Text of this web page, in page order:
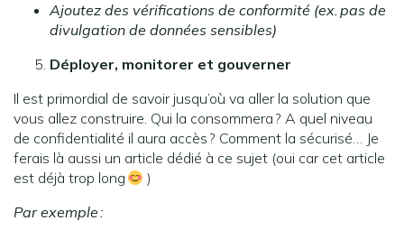
Ajoutez des vérifications de conformité (ex.pas de
divulgation de données sensibles)
Déployer, monitorer et gouverner
Il est primordial de savoir jusqu’où va aller la solution que
vous allez construire. Qui la consommera ? A quel niveau
de confidentialité il aura accès ? Comment la sécurisé… Je
ferais là aussi un article dédié à ce sujet (oui car cet article
est déjà trop long
)
Par exemple :